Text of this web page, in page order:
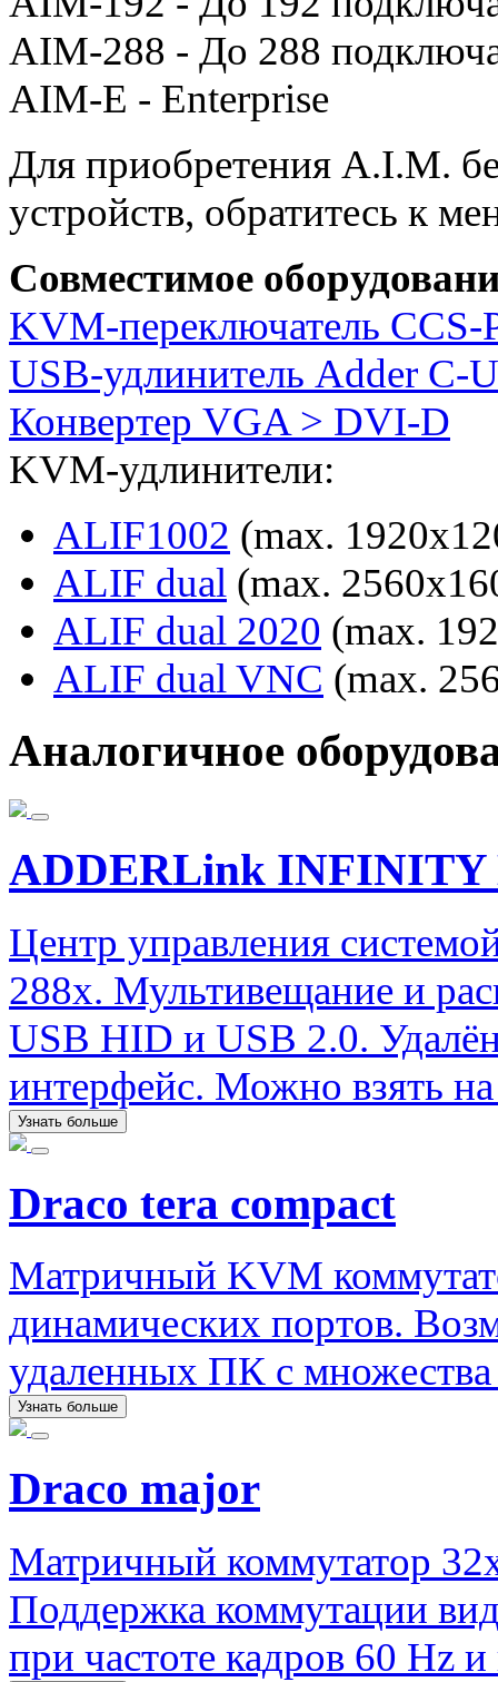
AIM-288 - До 288
AIM-E - Enterprise
Для приобретения A.I.M.
устройств, обратитесь к
Совместимое
KVM-переключатель CCS-
USB-удлинитель Adder C-
Конвертер VGA > DVI-D
KVM-удлинители:
ALIF1002 (max.
ALIF dual (max.
ALIF dual 2020 (max.
ALIF dual VNC (max.
Аналогичное
ADDERLink INFINITY
Центр управления
288x. Мультивещание и
USB HID и USB 2.0.
интерфейс. Можно взять на
Узнать больше
Draco tera compact
Матричный KVM
динамических портов.
удаленных ПК с
Узнать больше
Draco major
Матричный коммутатор
Поддержка коммутации
при частоте кадров 60 Hz